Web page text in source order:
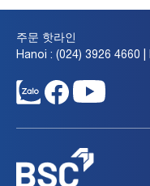
VTK
주문 핫라인
Hanoi : (024) 3926 4660